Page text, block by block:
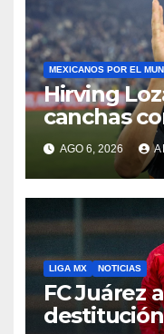
MEXICANOS POR EL
Hirving
canchas
AGO 6, 2026
LIGA MX NOTICIAS
FC Juárez